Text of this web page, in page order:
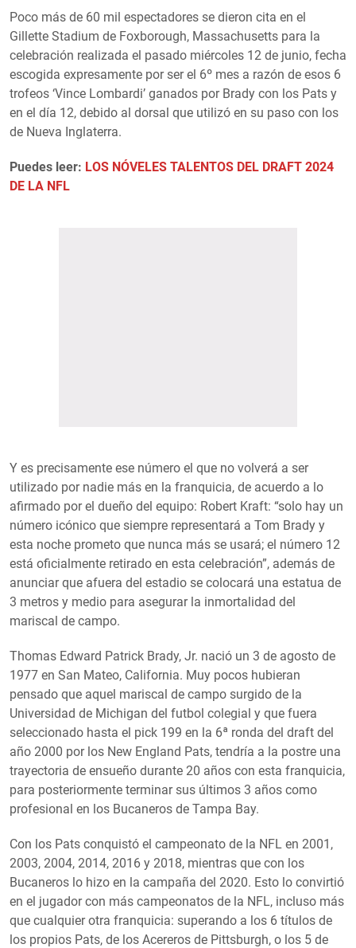
Poco más de 60 mil espectadores se dieron cita en el
Gillette Stadium de Foxborough, Massachusetts para la
celebración realizada el pasado miércoles 12 de junio, fecha
escogida expresamente por ser el 6º mes a razón de esos 6
trofeos ‘Vince Lombardi’ ganados por Brady con los Pats y
en el día 12, debido al dorsal que utilizó en su paso con los
de Nueva Inglaterra.
Puedes leer: LOS NÓVELES TALENTOS DEL DRAFT 2024
DE LA NFL
Y es precisamente ese número el que no volverá a ser
utilizado por nadie más en la franquicia, de acuerdo a lo
afirmado por el dueño del equipo: Robert Kraft: “solo hay un
número icónico que siempre representará a Tom Brady y
esta noche prometo que nunca más se usará; el número 12
está oficialmente retirado en esta celebración”, además de
anunciar que afuera del estadio se colocará una estatua de
3 metros y medio para asegurar la inmortalidad del
mariscal de campo.
Thomas Edward Patrick Brady, Jr. nació un 3 de agosto de
1977 en San Mateo, California. Muy pocos hubieran
pensado que aquel mariscal de campo surgido de la
Universidad de Michigan del futbol colegial y que fuera
seleccionado hasta el pick 199 en la 6ª ronda del draft del
año 2000 por los New England Pats, tendría a la postre una
trayectoria de ensueño durante 20 años con esta franquicia,
para posteriormente terminar sus últimos 3 años como
profesional en los Bucaneros de Tampa Bay.
Con los Pats conquistó el campeonato de la NFL en 2001,
2003, 2004, 2014, 2016 y 2018, mientras que con los
Bucaneros lo hizo en la campaña del 2020. Esto lo convirtió
en el jugador con más campeonatos de la NFL, incluso más
que cualquier otra franquicia: superando a los 6 títulos de
los propios Pats, de los Acereros de Pittsburgh, o los 5 de